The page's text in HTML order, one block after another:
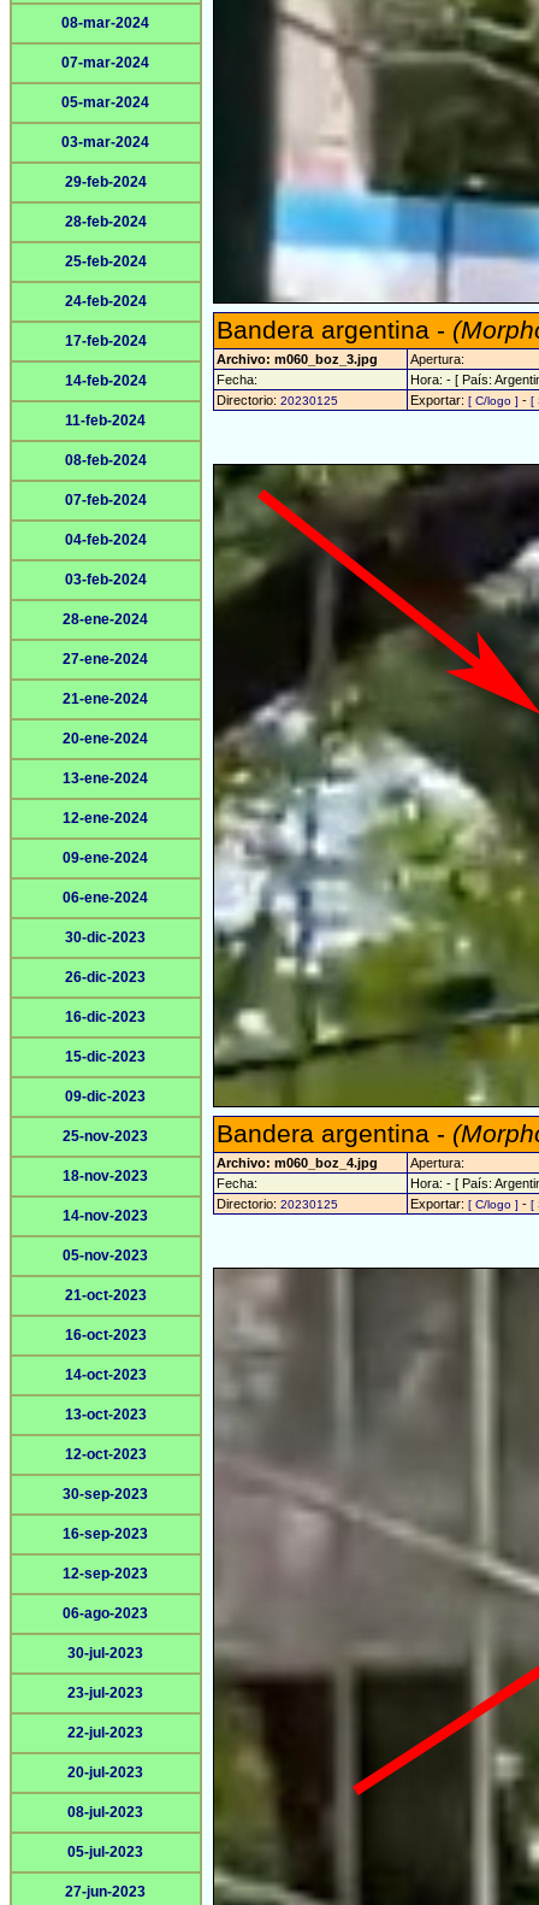
08-mar-2024
07-mar-2024
05-mar-2024
03-mar-2024
29-feb-2024
28-feb-2024
25-feb-2024
24-feb-2024
17-feb-2024
14-feb-2024
11-feb-2024
08-feb-2024
07-feb-2024
04-feb-2024
03-feb-2024
28-ene-2024
27-ene-2024
21-ene-2024
20-ene-2024
13-ene-2024
12-ene-2024
09-ene-2024
06-ene-2024
30-dic-2023
26-dic-2023
16-dic-2023
15-dic-2023
09-dic-2023
25-nov-2023
18-nov-2023
14-nov-2023
05-nov-2023
21-oct-2023
16-oct-2023
14-oct-2023
13-oct-2023
12-oct-2023
30-sep-2023
16-sep-2023
12-sep-2023
06-ago-2023
30-jul-2023
23-jul-2023
22-jul-2023
20-jul-2023
08-jul-2023
05-jul-2023
27-jun-2023
Bandera argentina -
Archivo: m060_boz_3.jpg
Apertura:
Fecha:
Hora: - [ País:
Directorio: 20230125 Exportar: [ C/logo ] - [
Bandera argentina -
Archivo: m060_boz_4.jpg
Apertura:
Fecha:
Hora: - [ País:
Directorio: 20230125 Exportar: [ C/logo ] - [